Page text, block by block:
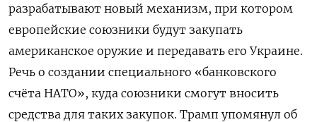
разрабатывают новый механизм, при котором
европейские союзники будут закупать
американское оружие и передавать его Украине.
Речь о создании специального «банковского
счёта НАТО», куда союзники смогут вносить
средства для таких закупок. Трамп упомянул об